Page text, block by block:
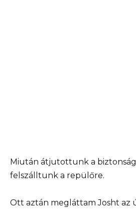
Miután átjutottunk a
felszálltunk a repülőre.
Ott aztán megláttam Josht az